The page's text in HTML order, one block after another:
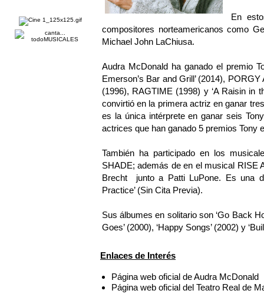
En
compositores norteamericanos como
Michael John LaChiusa.
Audra McDonald ha ganado el premio
Emerson’s Bar and Grill’ (2014),
(1996), RAGTIME (1998) y ‘A Raisin in
convirtió en la primera actriz en ganar
es la única intérprete en ganar seis
actrices que han ganado 5 premios Tony
También ha participado en los
SHADE; además de en el musical RISE
Brecht junto a Patti LuPone. Es una
Practice’ (Sin Cita Previa).
Sus álbumes en solitario son ‘Go Back
Goes’ (2000), ‘Happy Songs’ (2002) y
Enlaces de Interés
Página web oficial de Audra McDonald
Página web oficial del Teatro Real de